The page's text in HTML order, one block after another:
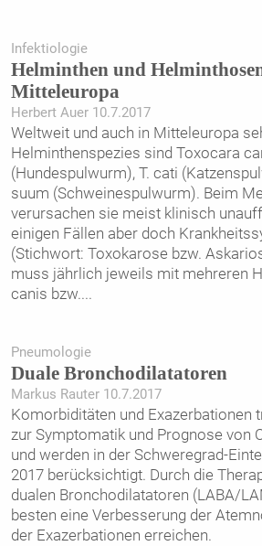
Infektiologie
Helminthen und
Mitteleuropa
Herbert Auer 10.7.2017
Weltweit und auch in Mitteleuropa
Helminthenspezies sind Toxocara
(Hundespulwurm), T. cati
suum (Schweinespulwurm). Beim
verursachen sie meist klinisch
einigen Fällen aber doch
(Stichwort: Toxokarose bzw.
muss jährlich jeweils mit mehreren
canis bzw....
Pneumologie
Duale Bronchodilatatoren
Markus Rauter 10.7.2017
Komorbiditäten und Exazerbationen
zur Symptomatik und Prognose von
und werden in der Schweregrad-
2017 berücksichtigt. Durch die
dualen Bronchodilatatoren (LABA/
besten eine Verbesserung der
der Exazerbationen erreichen.